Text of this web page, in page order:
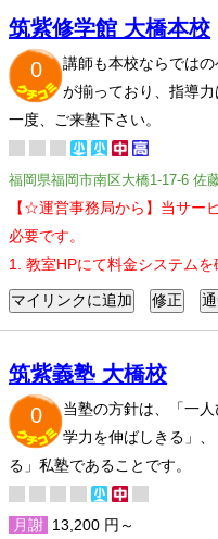
筑紫修学館 大橋本校
0
講師も本校ならでは
が揃っており、指導
一度、ご来塾下さい。
福岡県福岡市南区大橋1-17-6 佐
【☆運営事務局から】当サー
必要です。
1. 教室HPにて料金システムを
筑紫義塾 大橋校
0
当塾の方針は、「一
学力を伸ばしきる」
る」私塾であることです。
月謝 13,200 円～